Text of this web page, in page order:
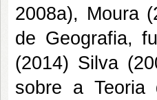
2008a), Moura
de Geografia,
(2014) Silva
sobre a Teoria